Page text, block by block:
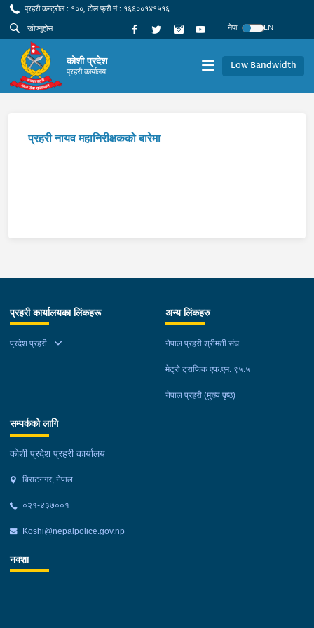
प्रहरी कन्ट्रोल : १००, टोल फ्री नं.: १६६००१४१५१६
नेपा
EN
कोशी प्रदेश
प्रहरी कार्यालय Low Bandwidth
प्रहरी नायव महानिरीक्षकको बारेमा
प्रहरी कार्यालयका लिंकहरू
प्रदेश प्रहरी
अन्य लिंकहरु
नेपाल प्रहरी श्रीमती संघ
मेट्रो ट्राफिक एफ.एम. ९५.५
नेपाल प्रहरी (मुख्य पृष्ठ)
सम्पर्कको लागि
कोशी प्रदेश प्रहरी कार्यालय
बिराटनगर, नेपाल
०२१-४३७००१
Koshi@nepalpolice.gov.np
नक्शा